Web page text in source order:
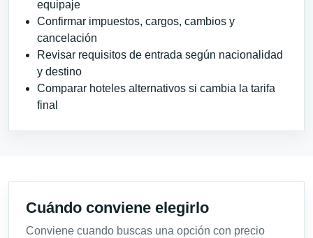
equipaje
Confirmar impuestos, cargos, cambios y
cancelación
Revisar requisitos de entrada según nacionalidad
y destino
Comparar hoteles alternativos si cambia la tarifa
final
Cuándo conviene elegirlo
Conviene cuando buscas una opción con precio